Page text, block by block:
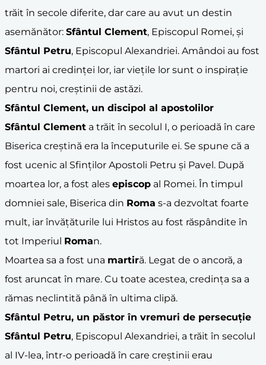
trăit în secole diferite, dar care au avut un destin
asemănător: Sfântul Clement, Episcopul Romei, și
Sfântul Petru, Episcopul Alexandriei. Amândoi au fost
martori ai credinței lor, iar viețile lor sunt o inspirație
pentru noi, creștinii de astăzi.
Sfântul Clement, un discipol al apostolilor
Sfântul Clement a trăit în secolul I, o perioadă în care
Biserica creștină era la începuturile ei. Se spune că a
fost ucenic al Sfinților Apostoli Petru și Pavel. După
moartea lor, a fost ales episcop al Romei. În timpul
domniei sale, Biserica din Roma s-a dezvoltat foarte
mult, iar învățăturile lui Hristos au fost răspândite în
tot Imperiul Roman.
Moartea sa a fost una martiră. Legat de o ancoră, a
fost aruncat în mare. Cu toate acestea, credința sa a
rămas neclintită până în ultima clipă.
Sfântul Petru, un păstor în vremuri de persecuție
Sfântul Petru, Episcopul Alexandriei, a trăit în secolul
al IV-lea, într-o perioadă în care creștinii erau